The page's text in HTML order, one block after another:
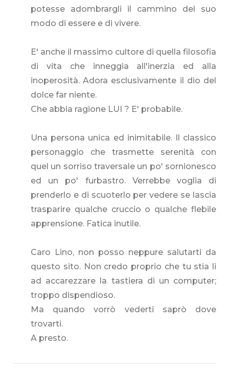
potesse adombrargli il cammino del suo
modo di essere e di vivere.
E' anche il massimo cultore di quella filosofia
di vita che inneggia all'inerzia ed alla
inoperosità. Adora esclusivamente il dio del
dolce far niente.
Che abbia ragione LUI ? E' probabile.
Una persona unica ed inimitabile. Il classico
personaggio che trasmette serenità con
quel un sorriso traversale un po' sornionesco
ed un po' furbastro. Verrebbe voglia di
prenderlo e di scuoterlo per vedere se lascia
trasparire qualche cruccio o qualche flebile
apprensione. Fatica inutile.
Caro Lino, non posso neppure salutarti da
questo sito. Non credo proprio che tu stia li
ad accarezzare la tastiera di un computer;
troppo dispendioso.
Ma quando vorrò vederti saprò dove
trovarti.
A presto.